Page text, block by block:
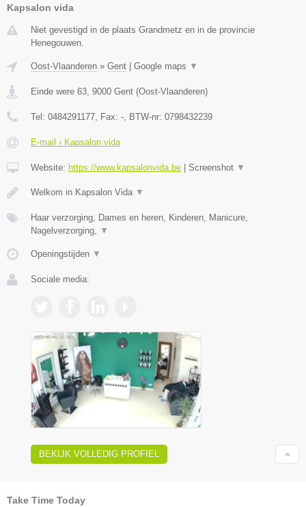
Kapsalon vida
Niet gevestigd in de plaats Grandmetz en in de provincie
Henegouwen.
Oost-Vlaanderen » Gent Google maps ▼
Einde were 63, 9000 Gent (Oost-Vlaanderen)
Tel: 0484291177, Fax: -, BTW-nr: 0798432239
E-mail › Kapsalon vida
Website: https://www.kapsalonvida.be Screenshot ▼
Welkom in Kapsalon Vida ▼
Haar verzorging, Dames en heren, Kinderen, Manicure,
Nagelverzorging, ▼
Openingstijden ▼
Sociale media:
BEKIJK VOLLEDIG PROFIEL
Take Time Today